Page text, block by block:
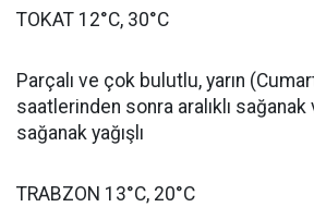
TOKAT 12°C, 30°C
Parçalı ve çok bulutlu, yarın
saatlerinden sonra aralıklı
sağanak yağışlı
TRABZON 13°C, 20°C